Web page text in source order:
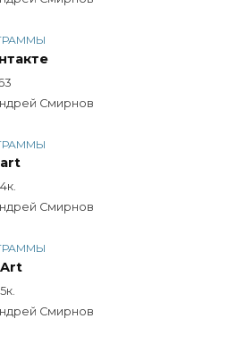
Смирнов
Смирнов
Смирнов